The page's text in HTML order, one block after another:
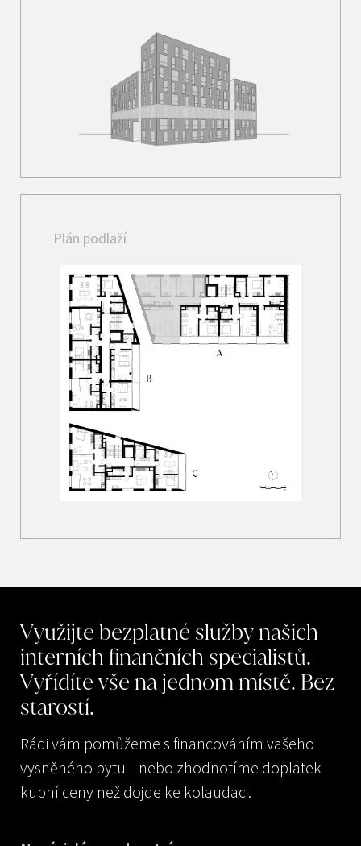
Plán podlaží
Využijte bezplatné služby našich
interních finančních specialistů.
Vyřídíte vše na jednom místě. Bez
starostí.
Rádi vám pomůžeme s financováním vašeho
vysněného bytu nebo zhodnotíme doplatek
kupní ceny než dojde ke kolaudaci.